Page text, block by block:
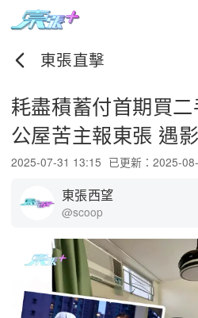
東張直擊
耗盡積蓄付首期買
公屋苦主報東張 遇
2025-07-31 13:15 已更新：2025-
東張西望
@scoop